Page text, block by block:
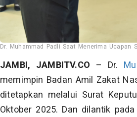
Dr. Muhammad Padli Saat Menerima Ucapan
JAMBI, JAMBITV.CO – Dr.
memimpin Badan Amil Zakat
ditetapkan melalui Surat
Oktober 2025. Dan dilantik